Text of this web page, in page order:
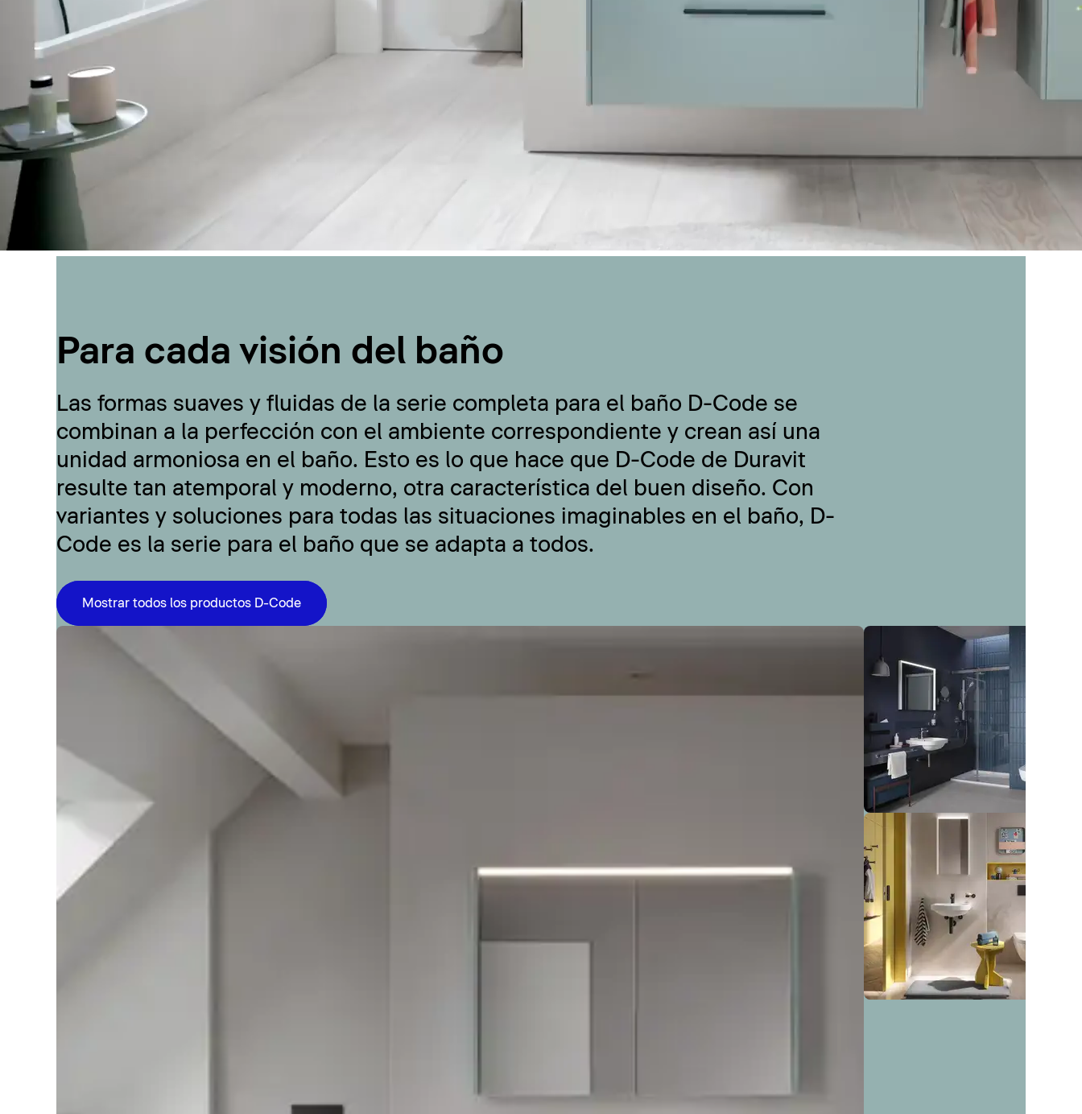
Para cada visión del baño
Las formas suaves y fluidas de la serie completa para el baño D-Code se
combinan a la perfección con el ambiente correspondiente y crean así una
unidad armoniosa en el baño. Esto es lo que hace que D-Code de Duravit
resulte tan atemporal y moderno, otra característica del buen diseño. Con
variantes y soluciones para todas las situaciones imaginables en el baño, D-
Code es la serie para el baño que se adapta a todos.
Mostrar todos los productos D-Code